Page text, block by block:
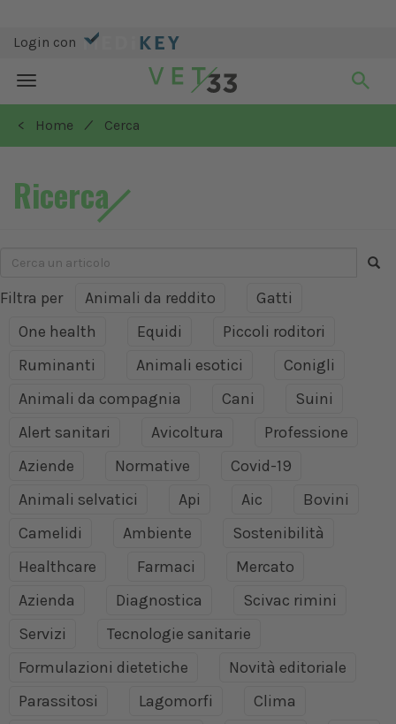
Login con
Toggle
navigation
< Home
/ Cerca
Ricerca
Filtra per Animali da reddito
Gatti
One health
Equidi
Piccoli roditori
Ruminanti
Animali esotici
Conigli
Animali da compagnia
Cani
Suini
Alert sanitari
Avicoltura
Professione
Aziende
Normative
Covid-19
Animali selvatici
Api Aic
Bovini
Camelidi
Ambiente
Sostenibilità
Healthcare
Farmaci
Mercato
Azienda
Diagnostica
Scivac rimini
Servizi
Tecnologie sanitarie
Formulazioni dietetiche
Novità editoriale
Parassitosi
Lagomorfi
Clima